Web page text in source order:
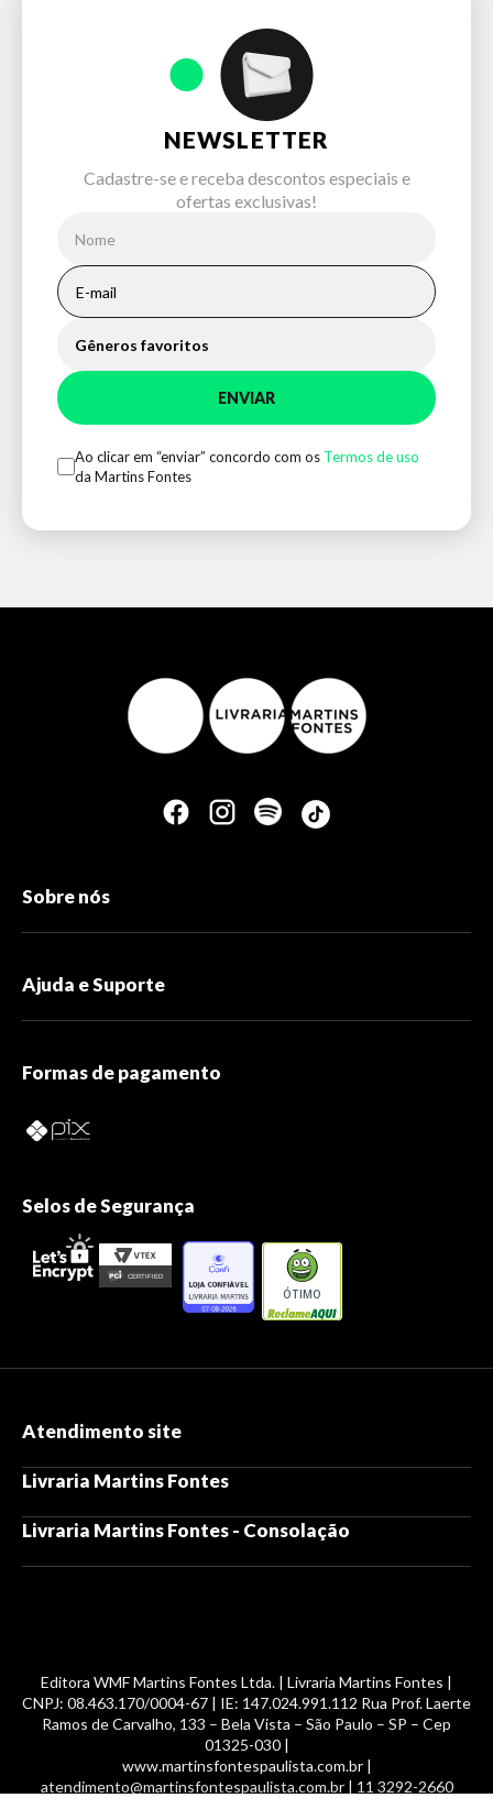
NEWSLETTER
Cadastre-se e receba descontos especiais e
ofertas exclusivas!
Gêneros favoritos
ENVIAR
Ao clicar em “enviar” concordo com os Termos de uso
da Martins Fontes
Sobre nós
Ajuda e Suporte
Formas de pagamento
Selos de Segurança
ÓTIMO
Atendimento site
Livraria Martins Fontes
Livraria Martins Fontes - Consolação
Editora WMF Martins Fontes Ltda. | Livraria Martins Fontes |
CNPJ: 08.463.170/0004-67 | IE: 147.024.991.112 Rua Prof. Laerte
Ramos de Carvalho, 133 – Bela Vista – São Paulo – SP – Cep
01325-030 |
www.martinsfontespaulista.com.br |
atendimento@martinsfontespaulista.com.br | 11 3292-2660